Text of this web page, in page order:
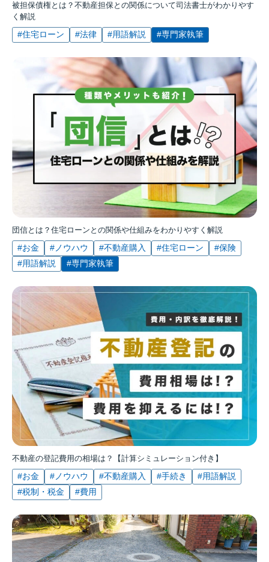
被担保債権とは？不動産担保との関係について司法書士がわかりやす
く解説
#住宅ローン #法律 #用語解説 #専門家執筆
団信とは？住宅ローンとの関係や仕組みをわかりやすく解説
#お金 #ノウハウ #不動産購入 #住宅ローン
#保険
#用語解説
#専門家執筆
不動産の登記費用の相場は？【計算シミュレーション付き】
#お金 #ノウハウ #不動産購入 #手続き
#用語解説
#税制・税金
#費用